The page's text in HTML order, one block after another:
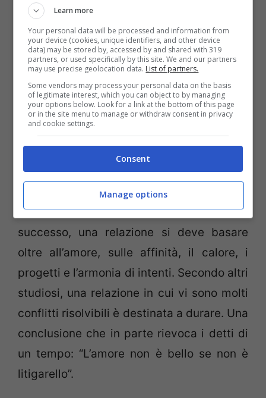
volesse pianificare quando si desidera
avere una relazione stabile. Secondo la
formula, se una persona inizia ad uscire a
18 anni e vuole stabilirsi a 35 anni, dovrà
scartare ogni uomo che ha incontrato
prima dei 24 anni.
A ridosso di
, la fesa degli
innamorati, si moltiplicano questo tipo di
ricerche. Oltreall’algoritmo dell’amore
molti scienziati ricordano che per avere
successo, una relazione si deve basare
oltre all’amore, sulle affinità, il calore, i
progetti e l’armonia di intenti. Secondo altri
studiosi, una relazione in cui vi sono molti
conflitti risolvibili è destinata a durare. Una
conclusione che in parte rievoca i detti di
un tempo: “L’amore non è bello se non è
litigarello”.
Learn more
Your personal data will be processed and information from
your device (cookies, unique identifiers, and other device
data) may be stored by, accessed by and shared with 319
partners, or used specifically by this site. We and our partners
may use precise geolocation data. List of partners.
Some vendors may process your personal data on the basis
of legitimate interest, which you can object to by managing
your options below. Look for a link at the bottom of this page
or in the site menu to manage or withdraw consent in privacy
and cookie settings.
Consent
Manage options